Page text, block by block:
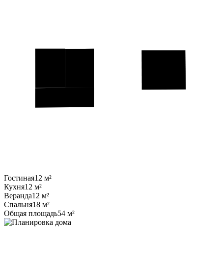
Гостиная12 м²
Кухня12 м²
Веранда12 м²
Спальня18 м²
Общая площадь54 м²